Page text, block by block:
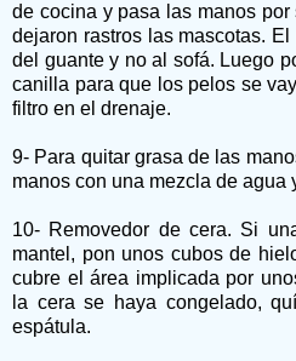
de cocina y pasa las manos
dejaron rastros las mascotas.
del guante y no al sofá. Luego
canilla para que los pelos se
filtro en el drenaje.
9- Para quitar grasa de las
manos con una mezcla de agua
10- Removedor de cera. Si
mantel, pon unos cubos de
cubre el área implicada por
la cera se haya congelado,
espátula.